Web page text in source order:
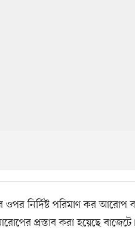
ওপর নির্দিষ্ট পরিমাণ কর আরোপ
প্রস্তাব করা হয়েছে